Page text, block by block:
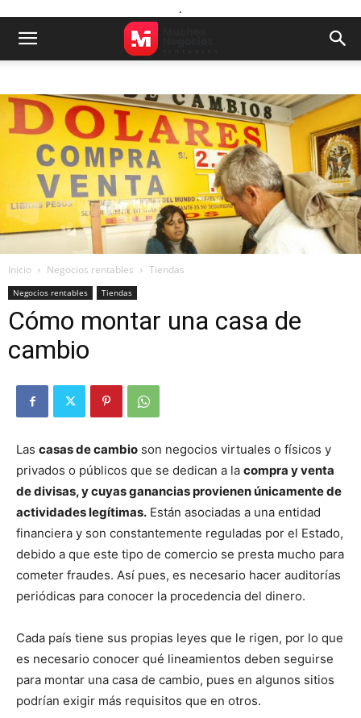
.
Inicio Negocios rentables Tiendas
Negocios rentables Tiendas
Cómo montar una casa de
cambio
Las casas de cambio son negocios virtuales o físicos y
privados o públicos que se dedican a la compra y venta
de divisas, y cuyas ganancias provienen únicamente de
actividades legítimas. Están asociadas a una entidad
financiera y son constantemente reguladas por el Estado,
debido a que este tipo de comercio se presta mucho para
cometer fraudes. Así pues, es necesario hacer auditorías
periódicas para conocer la procedencia del dinero.
Cada país tiene sus propias leyes que le rigen, por lo que
es necesario conocer qué lineamientos deben seguirse
para montar una casa de cambio, pues en algunos sitios
podrían exigir más requisitos que en otros.